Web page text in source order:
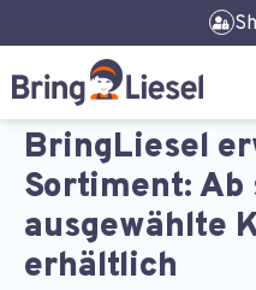
BringLiesel
Sortiment: Ab
ausgewählte
erhältlich